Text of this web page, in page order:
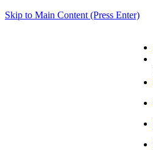
Skip to Main Content (Press Enter)